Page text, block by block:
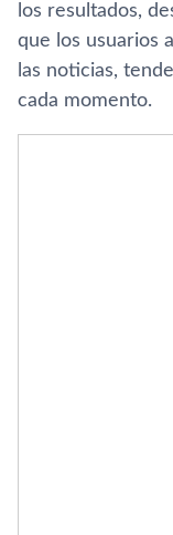
los resultados,
que los usuarios
las noticias,
cada momento.